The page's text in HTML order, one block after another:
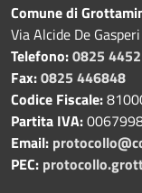
Comune di
Via Alcide De
Telefono:0825
Fax:0825 446848
Codice Fiscale:
Partita IVA:
Email:
PEC: